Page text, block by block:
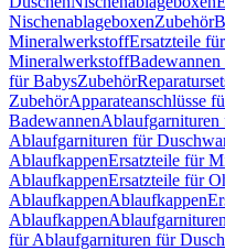
NischenablageboxenZubehör
MineralwerkstoffErsatzteile
Mineralwerkstoff
für BabysZubehör
ZubehörApparateanschlüsse
BadewannenAblaufgarnituren
Ablaufgarnituren für
AblaufkappenErsatzteile für
AblaufkappenErsatzteile für
AblaufkappenAblaufkappen
Ablaufkappen
für Ablaufgarnituren für